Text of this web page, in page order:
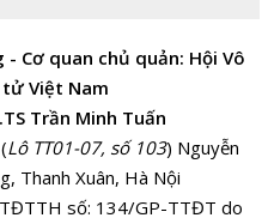
Cơ quan chủ quản: Hội Vô
Việt Nam
Trần Minh Tuấn
Lô TT01-07, số 103) Nguyễn
Thanh Xuân, Hà Nội
số: 134/GP-TTĐT do